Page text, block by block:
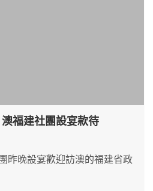
福建社團設宴款待
昨晚設宴歡迎訪澳的福建省政